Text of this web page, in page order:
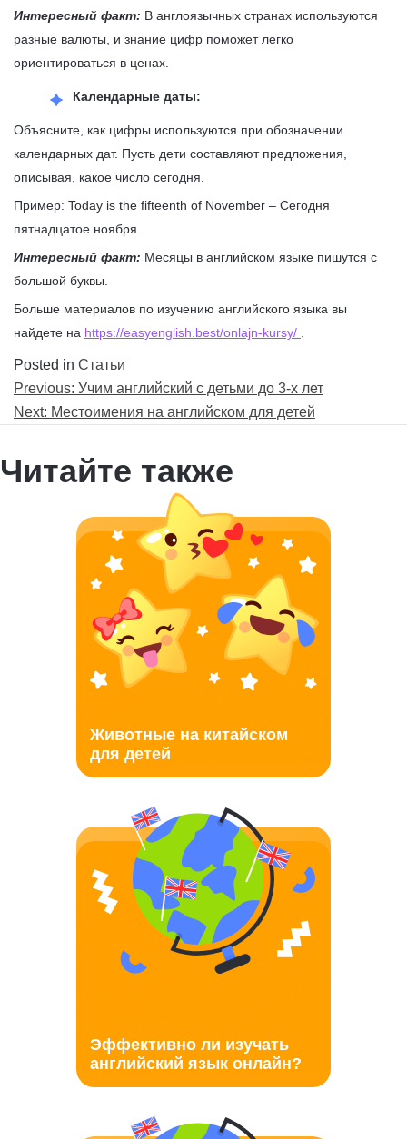
Интересный факт: В англоязычных странах используются
разные валюты, и знание цифр поможет легко
ориентироваться в ценах.
Календарные даты:
Объясните, как цифры используются при обозначении
календарных дат. Пусть дети составляют предложения,
описывая, какое число сегодня.
Пример: Today is the fifteenth of November – Сегодня
пятнадцатое ноября.
Интересный факт: Месяцы в английском языке пишутся с
большой буквы.
Больше материалов по изучению английского языка вы
найдете на https://easyenglish.best/onlajn-kursy/ .
Posted in Статьи
Навигация
по
Previous: Учим английский с детьми до 3-х лет
Next: Местоимения на английском для детей
Читайте также
Животные на китайском
для детей
Эффективно ли изучать
английский язык онлайн?